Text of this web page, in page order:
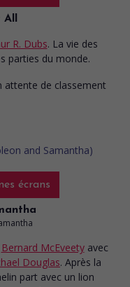
R. Dubs. La vie des
parties du monde.
écrans
Bernard McEveety avec
Douglas. Après la
part avec un lion